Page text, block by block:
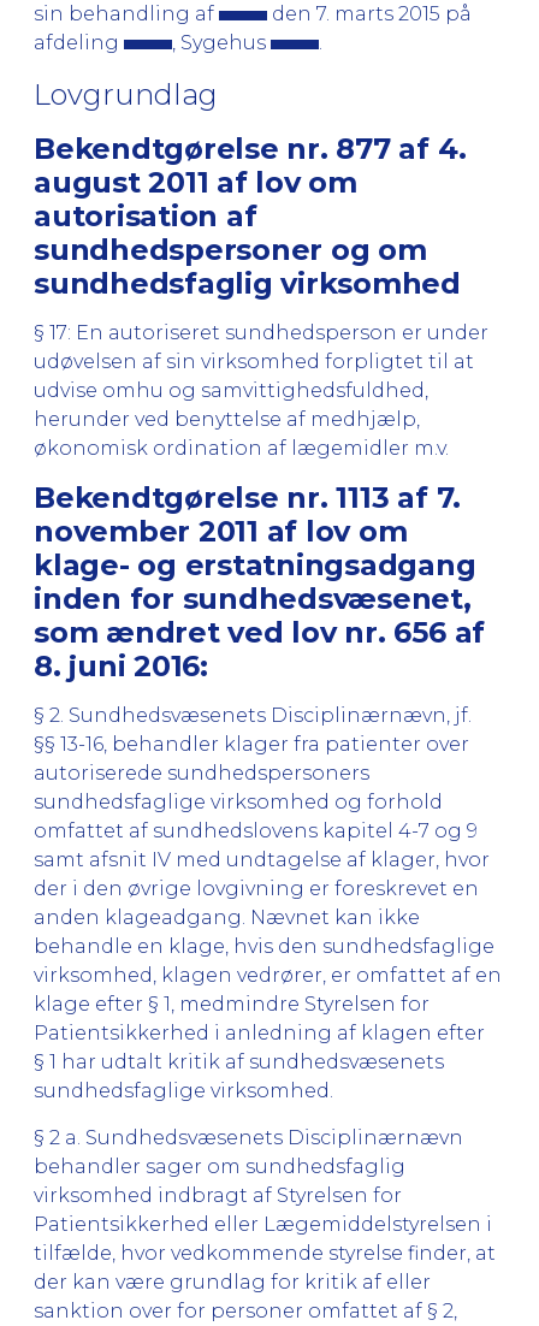
sin behandling af
den 7. marts 2015 på
afdeling
, Sygehus
Lovgrundlag
Bekendtgørelse nr. 877 af 4.
august 2011 af lov om
autorisation af
sundhedspersoner og om
sundhedsfaglig virksomhed
§ 17: En autoriseret sundhedsperson er under
udøvelsen af sin virksomhed forpligtet til at
udvise omhu og samvittighedsfuldhed,
herunder ved benyttelse af medhjælp,
økonomisk ordination af lægemidler m.v.
Bekendtgørelse nr. 1113 af 7.
november 2011 af lov om
klage- og erstatningsadgang
inden for sundhedsvæsenet,
som ændret ved lov nr. 656 af
8. juni 2016:
§ 2. Sundhedsvæsenets Disciplinærnævn, jf.
§§ 13-16, behandler klager fra patienter over
autoriserede sundhedspersoners
sundhedsfaglige virksomhed og forhold
omfattet af sundhedslovens kapitel 4-7 og 9
samt afsnit IV med undtagelse af klager, hvor
der i den øvrige lovgivning er foreskrevet en
anden klageadgang. Nævnet kan ikke
behandle en klage, hvis den sundhedsfaglige
virksomhed, klagen vedrører, er omfattet af en
klage efter § 1, medmindre Styrelsen for
Patientsikkerhed i anledning af klagen efter
§ 1 har udtalt kritik af sundhedsvæsenets
sundhedsfaglige virksomhed.
§ 2 a. Sundhedsvæsenets Disciplinærnævn
behandler sager om sundhedsfaglig
virksomhed indbragt af Styrelsen for
Patientsikkerhed eller Lægemiddelstyrelsen i
tilfælde, hvor vedkommende styrelse finder, at
der kan være grundlag for kritik af eller
sanktion over for personer omfattet af § 2,